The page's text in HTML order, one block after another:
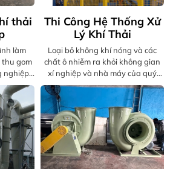
thải
làm
thu gom
nghiệp.
hại,
hoặc
độc hại
Thi Công Hệ Thống Xử
Lý Khí Thải
Loại bỏ không khí nóng và các
chất ô nhiễm ra khỏi không gian
xí nghiệp và nhà máy của quý
khách hàng. Bằng cách sử dụng
các ống thoát khí tùy chỉnh, giúp
môi trường làm việc sạch hơn, an
toàn hơn và thoải mái hơn.